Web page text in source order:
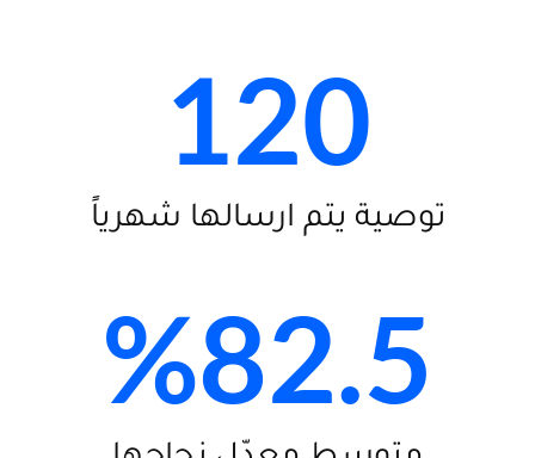
توصية يتم ارسالها شهرياً
120
82.5
%